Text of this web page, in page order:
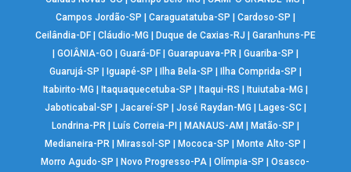
Campos Jordão-SP
Caraguatatuba-SP Cardoso-SP
Ceilândia-DF| Cláudio-MG Duque de Caxias-RJ
Garanhuns-PE
GOIÂNIA-GO Guará-DF| Guarapuava-PR| Guariba-SP
Guarujá-SP
Iguapé-SP Ilha Bela-SP Ilha Comprida-SP
Itabirito-MG
Itaquaquecetuba-SP Itaqui-RS Ituiutaba-MG
Jaboticabal-SP
Jacareí-SP José Raydan-MG Lages-SC|
Londrina-PR| Luís Correia-PI MANAUS-AM Matão-SP
Medianeira-PR
Mirassol-SP Mococa-SP Monte Alto-SP
Morro Agudo-SP
Novo Progresso-PA |Olímpia-SP |Osasco-